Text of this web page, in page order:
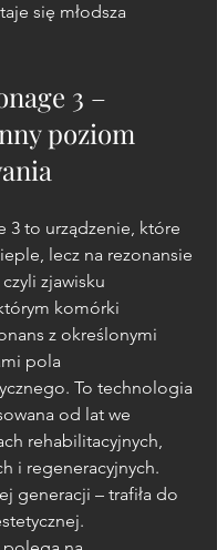
się młodsza
3 –
poziom
3 to urządzenie, które
lecz na rezonansie
zjawisku
komórki
z określonymi
pola
To technologia
od lat we
rehabilitacyjnych,
i regeneracyjnych.
generacji – trafiła do